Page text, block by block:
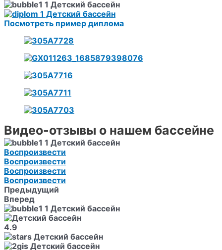
Посмотреть пример диплома
Видео-отзывы о нашем бассейне
Воспроизвести
Воспроизвести
Воспроизвести
Воспроизвести
Предыдущий
Вперед
4.9